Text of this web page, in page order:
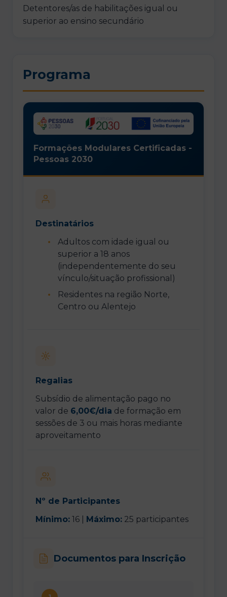
Detentores/as de habilitações igual ou
superior ao ensino secundário
Programa
Formações Modulares Certificadas -
Pessoas 2030
Destinatários
Adultos com idade igual ou
superior a 18 anos
(independentemente do seu
vínculo/situação profissional)
Residentes na região Norte,
Centro ou Alentejo
Regalias
Subsídio de alimentação pago no
valor de 6,00€/dia de formação em
sessões de 3 ou mais horas mediante
aproveitamento
Nº de Participantes
Mínimo: 16 | Máximo: 25 participantes
Documentos para Inscrição